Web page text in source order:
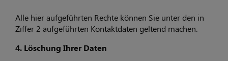
Alle hier aufgeführten Rechte können Sie unter den in
Ziffer 2 aufgeführten Kontaktdaten geltend machen.
4. Löschung Ihrer Daten